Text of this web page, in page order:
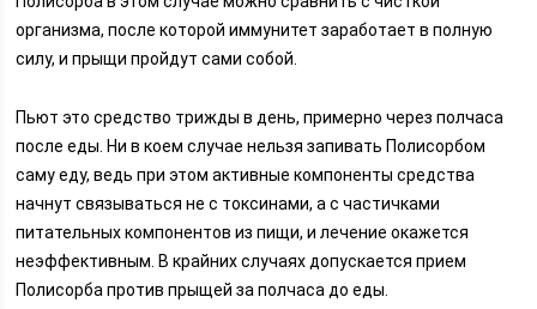
организма, после которой иммунитет заработает в полную
силу, и прыщи пройдут сами собой.
Пьют это средство трижды в день, примерно через полчаса
после еды. Ни в коем случае нельзя запивать Полисорбом
саму еду, ведь при этом активные компоненты средства
начнут связываться не с токсинами, а с частичками
питательных компонентов из пищи, и лечение окажется
неэффективным. В крайних случаях допускается прием
Полисорба против прыщей за полчаса до еды.